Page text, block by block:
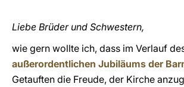
Liebe Brüder und Schwestern,
wie gern wollte ich, dass im Verlauf
außerordentlichen Jubiläums der
Getauften die Freude, der Kirche